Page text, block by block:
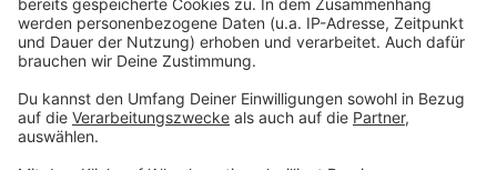
Management Platform
©Copyright SquareOne Entertainment
Gloria tingelt von seiner Single-Tanzparty zur
nächsten...